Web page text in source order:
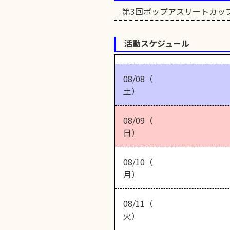
第3回ポップアスリートカッ
活動スケジュール
08/08（
土）
08/09（
日）
08/10（
月）
08/11（
火）